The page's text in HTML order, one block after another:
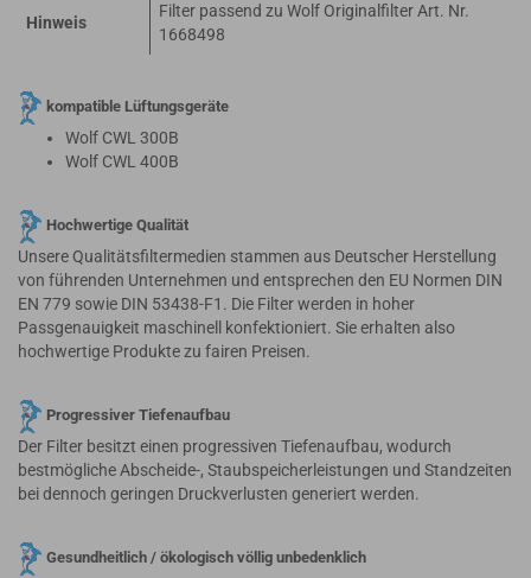
Hinweis
Filter passend zu Wolf Originalfilter Art. Nr.
1668498
kompatible Lüftungsgeräte
Wolf CWL 300B
Wolf CWL 400B
Hochwertige Qualität
Unsere Qualitätsfiltermedien stammen aus Deutscher Herstellung
von führenden Unternehmen und entsprechen den EU Normen DIN
EN 779 sowie DIN 53438-F1. Die Filter werden in hoher
Passgenauigkeit maschinell konfektioniert. Sie erhalten also
hochwertige Produkte zu fairen Preisen.
Progressiver Tiefenaufbau
Der Filter besitzt einen progressiven Tiefenaufbau, wodurch
bestmögliche Abscheide-, Staubspeicherleistungen und Standzeiten
bei dennoch geringen Druckverlusten generiert werden.
Gesundheitlich / ökologisch völlig unbedenklich